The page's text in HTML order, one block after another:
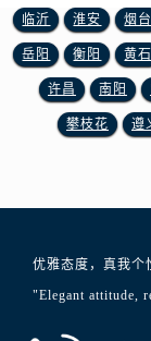
临沂 淮安 烟台
岳阳 衡阳 黄石
许昌 南阳
攀枝花 遵
优雅态度，真我个
"Elegant attitude,